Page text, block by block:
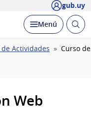
gub.uy
Desplegar
Menú Abrir
Actividades Curso
Web